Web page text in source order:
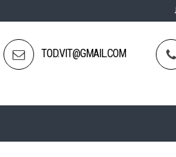
TOD.VIT@GMAIL.COM